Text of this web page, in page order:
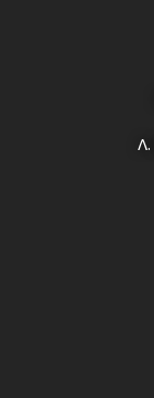
Λ.